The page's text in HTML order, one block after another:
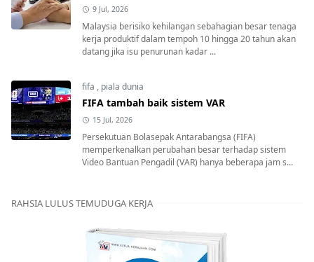
9 Jul, 2026
Malaysia berisiko kehilangan sebahagian besar tenaga
kerja produktif dalam tempoh 10 hingga 20 tahun akan
datang jika isu penurunan kadar ...
fifa , piala dunia
FIFA tambah baik sistem VAR
15 Jul, 2026
Persekutuan Bolasepak Antarabangsa (FIFA)
memperkenalkan perubahan besar terhadap sistem
Video Bantuan Pengadil (VAR) hanya beberapa jam s...
RAHSIA LULUS TEMUDUGA KERJA